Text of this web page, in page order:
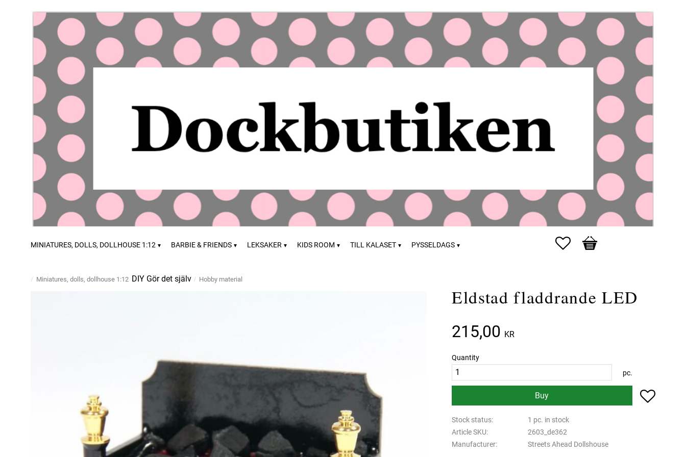
MINIATURES, DOLLS, DOLLHOUSE 1:12 BARBIE & FRIENDS LEKSAKER KIDS ROOM TILL KALASET PYSSELDAGS Favorites
Basket
Miniatures, dolls, dollhouse 1:12 DIY Gör det själv Hobby material
Eldstad fladdrande LED
215,00 KR
Quantity
pc.
Buy Add to
Stock status
1 pc. in stock
Article SKU
2603_de362
Manufacturer
Streets Ahead Dollshouse